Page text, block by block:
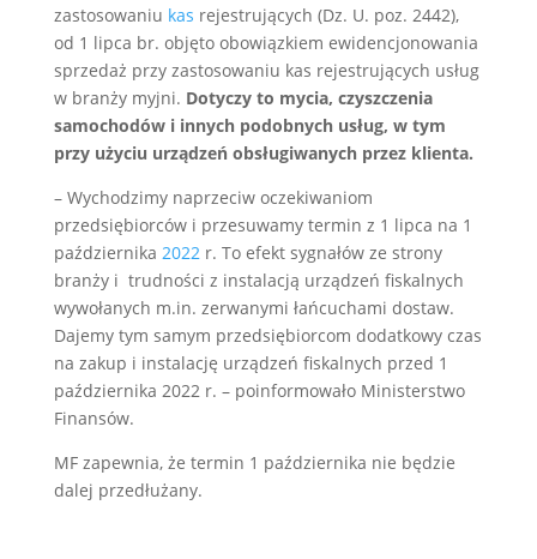
zastosowaniu kas rejestrujących (Dz. U. poz. 2442),
od 1 lipca br. objęto obowiązkiem ewidencjonowania
sprzedaż przy zastosowaniu kas rejestrujących usług
w branży myjni. Dotyczy to mycia, czyszczenia
samochodów i innych podobnych usług, w tym
przy użyciu urządzeń obsługiwanych przez klienta.
– Wychodzimy naprzeciw oczekiwaniom
przedsiębiorców i przesuwamy termin z 1 lipca na 1
października 2022r. To efekt sygnałów ze strony
branży i trudności z instalacją urządzeń fiskalnych
wywołanych m.in. zerwanymi łańcuchami dostaw.
Dajemy tym samym przedsiębiorcom dodatkowy czas
na zakup i instalację urządzeń fiskalnych przed 1
października 2022 r. – poinformowało Ministerstwo
Finansów.
MF zapewnia, że termin 1 października nie będzie
dalej przedłużany.